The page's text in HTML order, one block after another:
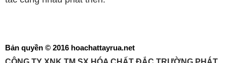
Bản quyền © 2016 hoachattayrua.net